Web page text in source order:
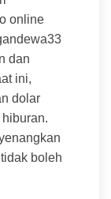
online
dan
ini,
dolar
boleh